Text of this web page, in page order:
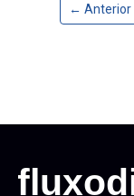
← Anterior